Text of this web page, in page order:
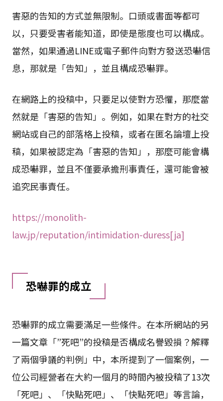
害惡的告知的方式並無限制。口頭或書面等都可
以，只要受害者能知道，即使是態度也可以構成。
當然，如果通過LINE或電子郵件向對方發送恐嚇信
息，那就是「告知」，並且構成恐嚇罪。
在網路上的投稿中，只要足以使對方恐懼，那麼當
然就是「害惡的告知」。例如，如果在對方的社交
網站或自己的部落格上投稿，或者在匿名論壇上投
稿，如果被認定為「害惡的告知」，那麼可能會構
成恐嚇罪，並且不僅要承擔刑事責任，還可能會被
追究民事責任。
https://monolith-
law.jp/reputation/intimidation-duress[ja]
恐嚇罪的成立
恐嚇罪的成立需要滿足一些條件。在本所網站的另
一篇文章「”死吧”的投稿是否構成名譽毀損？解釋
了兩個爭議的判例」中，本所提到了一個案例，一
位公司經營者在大約一個月的時間內被投稿了13次
「死吧」、「快點死吧」、「快點死吧」等言論，